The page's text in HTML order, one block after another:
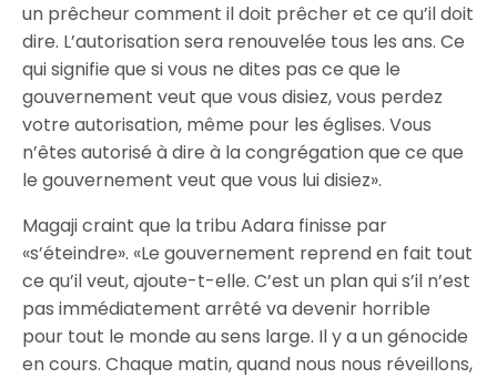
un prêcheur comment il doit prêcher et ce qu’il doit
dire. L’autorisation sera renouvelée tous les ans. Ce
qui signifie que si vous ne dites pas ce que le
gouvernement veut que vous disiez, vous perdez
votre autorisation, même pour les églises. Vous
n’êtes autorisé à dire à la congrégation que ce que
le gouvernement veut que vous lui disiez».
Magaji craint que la tribu Adara finisse par
«s’éteindre». «Le gouvernement reprend en fait tout
ce qu’il veut, ajoute-t-elle. C’est un plan qui s’il n’est
pas immédiatement arrêté va devenir horrible
pour tout le monde au sens large. Il y a un génocide
en cours. Chaque matin, quand nous nous réveillons,